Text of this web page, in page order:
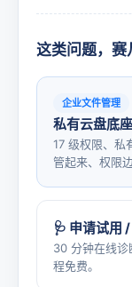
这类问题，赛
企业文件管理
私有云盘底
17 级权限、私
管起来、权限
🩺 申请试用
30 分钟在线
程免费。